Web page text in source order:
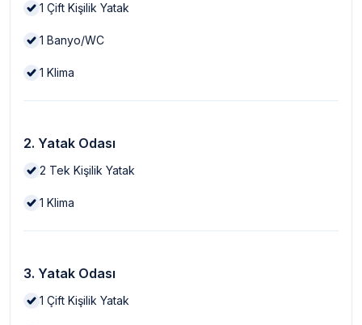
1 Çift Kişilik Yatak
1 Banyo/WC
1 Klima
2. Yatak Odası
2 Tek Kişilik Yatak
1 Klima
3. Yatak Odası
1 Çift Kişilik Yatak